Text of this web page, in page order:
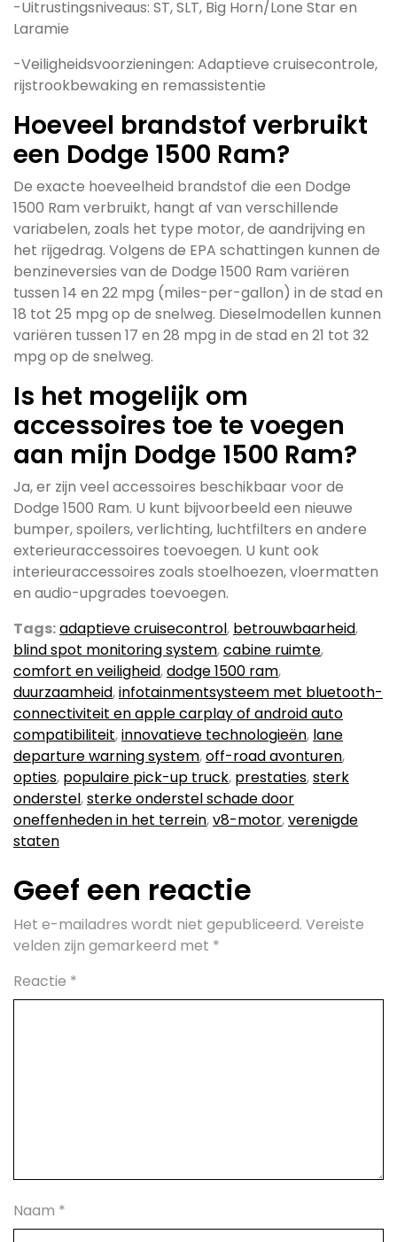
-Uitrustingsniveaus: ST, SLT, Big Horn/Lone Star en
Laramie
-Veiligheidsvoorzieningen: Adaptieve cruisecontrole,
rijstrookbewaking en remassistentie
Hoeveel brandstof verbruikt
een Dodge 1500 Ram?
De exacte hoeveelheid brandstof die een Dodge
1500 Ram verbruikt, hangt af van verschillende
variabelen, zoals het type motor, de aandrijving en
het rijgedrag. Volgens de EPA schattingen kunnen de
benzineversies van de Dodge 1500 Ram variëren
tussen 14 en 22 mpg (miles-per-gallon) in de stad en
18 tot 25 mpg op de snelweg. Dieselmodellen kunnen
variëren tussen 17 en 28 mpg in de stad en 21 tot 32
mpg op de snelweg.
Is het mogelijk om
accessoires toe te voegen
aan mijn Dodge 1500 Ram?
Ja, er zijn veel accessoires beschikbaar voor de
Dodge 1500 Ram. U kunt bijvoorbeeld een nieuwe
bumper, spoilers, verlichting, luchtfilters en andere
exterieuraccessoires toevoegen. U kunt ook
interieuraccessoires zoals stoelhoezen, vloermatten
en audio-upgrades toevoegen.
Tags:adaptieve cruisecontrol, betrouwbaarheid,
blind spot monitoring system,cabine ruimte,
comfort en veiligheid,dodge 1500 ram,
duurzaamheid,infotainmentsysteem met bluetooth-
connectiviteit en apple carplay of android auto
compatibiliteit,innovatieve technologieën, lane
departure warning system,off-road avonturen,
opties, populaire pick-up truck, prestaties,sterk
onderstel,sterke onderstel schade door
oneffenheden in het terrein,v8-motor,verenigde
staten
Geef een reactie
Het e-mailadres wordt niet gepubliceerd. Vereiste
velden zijn gemarkeerd met *
Reactie *
Naam *